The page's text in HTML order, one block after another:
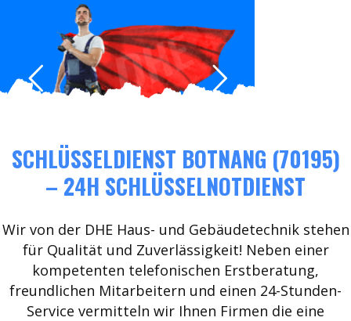
SCHLÜSSELDIENST BOTNANG (70195)
– 24H SCHLÜSSELNOTDIENST
Wir von der DHE Haus- und Gebäudetechnik stehen
für Qualität und Zuverlässigkeit! Neben einer
kompetenten telefonischen Erstberatung,
freundlichen Mitarbeitern und einen 24-Stunden-
Service vermitteln wir Ihnen Firmen die eine